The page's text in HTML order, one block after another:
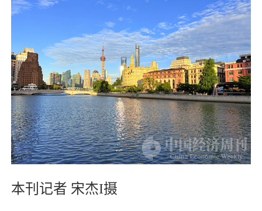
本刊记者 宋杰I摄